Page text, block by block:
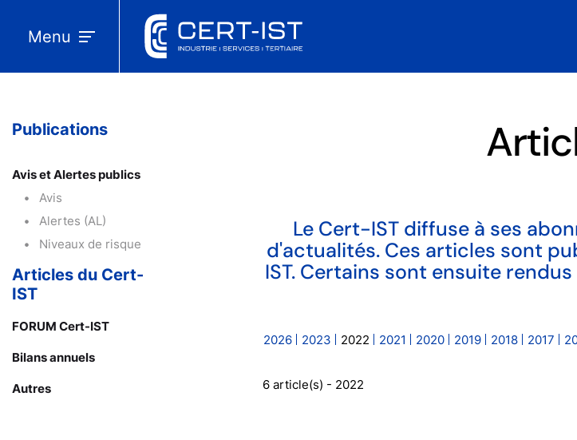
Menu
Publications
Avis et Alertes publics
Avis
Alertes (AL)
Niveaux de risque
Articles du Cert-
IST
FORUM Cert-IST
Bilans annuels
Autres
Le Cert-IST diffuse à ses
d'actualités. Ces articles sont
IST. Certains sont ensuite
2026 2023 2022 2021 2020 2019 2018 2017
6 article(s) - 2022